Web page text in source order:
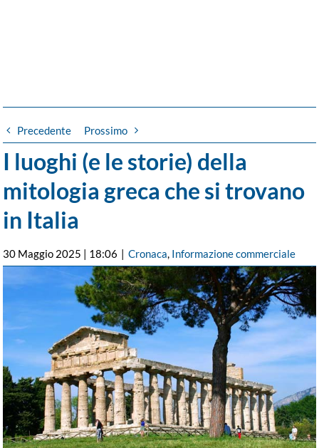
Precedente Prossimo
I luoghi (e le storie) della
mitologia greca che si trovano
in Italia
30 Maggio 2025 | 18:06 | Cronaca, Informazione commerciale